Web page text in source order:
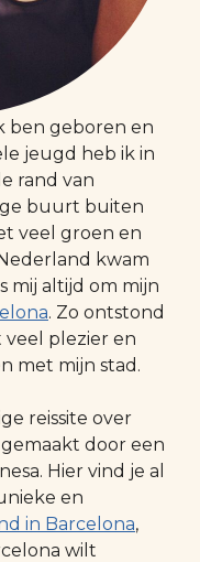
ben geboren en
jeugd heb ik in
rand van
buurt buiten
veel groen en
kwam
mij altijd om mijn
. Zo ontstond
veel plezier en
met mijn stad.
reissite over
door een
Hier vind je al
en
in Barcelona,
wilt